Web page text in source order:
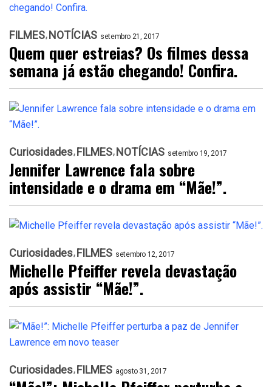
FILMES NOTÍCIAS setembro 21, 2017
Quem quer estreias? Os filmes dessa
semana já estão chegando! Confira.
Curiosidades FILMES NOTÍCIAS setembro 19, 2017
Jennifer Lawrence fala sobre
intensidade e o drama em “Mãe!”.
Curiosidades FILMES setembro 12, 2017
Michelle Pfeiffer revela devastação
após assistir “Mãe!”.
Curiosidades FILMES agosto 31, 2017